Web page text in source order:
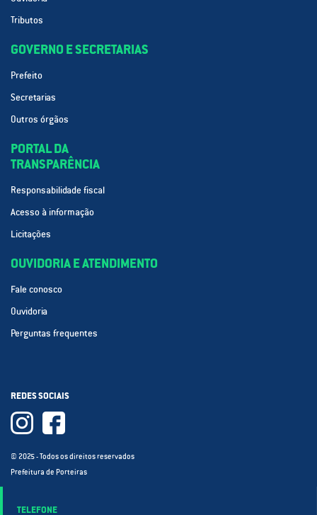
Tributos
GOVERNO E SECRETARIAS
Prefeito
Secretarias
Outros órgãos
PORTAL DA
TRANSPARÊNCIA
Responsabilidade fiscal
Acesso à informação
Licitações
OUVIDORIA E ATENDIMENTO
Fale conosco
Ouvidoria
Perguntas frequentes
REDES SOCIAIS
© 2025 - Todos os direitos reservados
Prefeitura de Porteiras
TELEFONE